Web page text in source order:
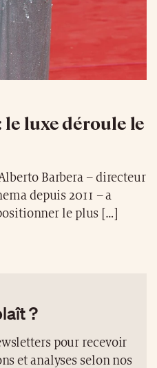
le luxe déroule le
Barbera – directeur
depuis 2011 – a
le plus […]
?
pour recevoir
et analyses selon nos